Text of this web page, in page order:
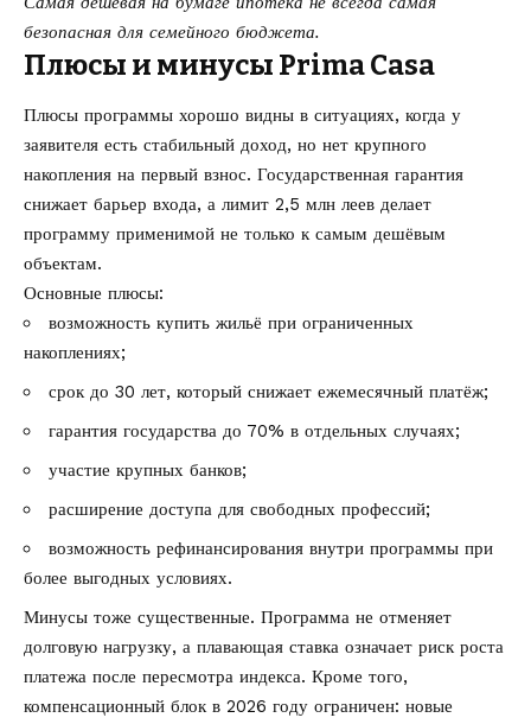
безопасная для семейного бюджета.
Плюсы и минусы Prima Casa
Плюсы программы хорошо видны в ситуациях, когда у
заявителя есть стабильный доход, но нет крупного
накопления на первый взнос. Государственная гарантия
снижает барьер входа, а лимит 2,5 млн леев делает
программу применимой не только к самым дешёвым
объектам.
Основные плюсы:
возможность купить жильё при ограниченных
накоплениях;
срок до 30 лет, который снижает ежемесячный платёж;
гарантия государства до 70% в отдельных случаях;
участие крупных банков;
расширение доступа для свободных профессий;
возможность рефинансирования внутри программы при
более выгодных условиях.
Минусы тоже существенные. Программа не отменяет
долговую нагрузку, а плавающая ставка означает риск роста
платежа после пересмотра индекса. Кроме того,
компенсационный блок в 2026 году ограничен: новые